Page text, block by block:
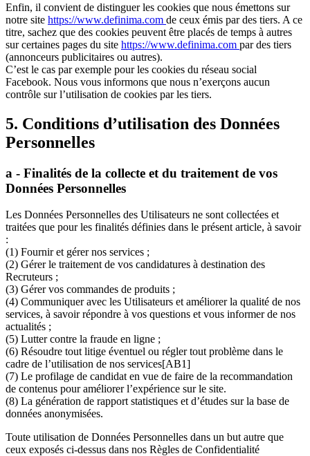
Enfin, il convient de distinguer les cookies que nous émettons sur
notre site https://www.definima.com de ceux émis par des tiers. A ce
titre, sachez que des cookies peuvent être placés de temps à autres
sur certaines pages du site https://www.definima.com par des tiers
(annonceurs publicitaires ou autres).
C’est le cas par exemple pour les cookies du réseau social
Facebook. Nous vous informons que nous n’exerçons aucun
contrôle sur l’utilisation de cookies par les tiers.
5. Conditions d’utilisation des Données
Personnelles
a - Finalités de la collecte et du traitement de vos
Données Personnelles
Les Données Personnelles des Utilisateurs ne sont collectées et
traitées que pour les finalités définies dans le présent article, à savoir
:
(1) Fournir et gérer nos services ;
(2) Gérer le traitement de vos candidatures à destination des
Recruteurs ;
(3) Gérer vos commandes de produits ;
(4) Communiquer avec les Utilisateurs et améliorer la qualité de nos
services, à savoir répondre à vos questions et vous informer de nos
actualités ;
(5) Lutter contre la fraude en ligne ;
(6) Résoudre tout litige éventuel ou régler tout problème dans le
cadre de l’utilisation de nos services[AB1]
(7) Le profilage de candidat en vue de faire de la recommandation
de contenus pour améliorer l’expérience sur le site.
(8) La génération de rapport statistiques et d’études sur la base de
données anonymisées.
Toute utilisation de Données Personnelles dans un but autre que
ceux exposés ci-dessus dans nos Règles de Confidentialité